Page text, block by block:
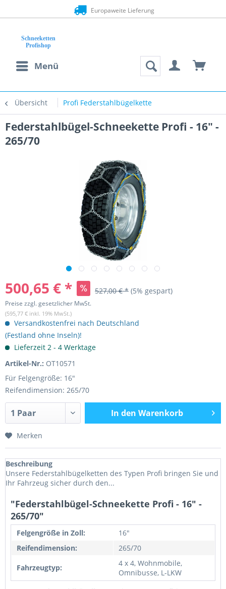
Europaweite Lieferung
Menü
Übersicht Profi Federstahlbügelkette
Federstahlbügel-Schneekette Profi - 16" -
265/70
500,65 € * 527,00 € * (5% gespart)
Preise zzgl. gesetzlicher MwSt.
(595,77 € inkl. 19% MwSt.)
Versandkostenfrei nach Deutschland
(Festland ohne Inseln)!
Lieferzeit 2 - 4 Werktage
Artikel-Nr.: OT10571
Für Felgengröße: 16"
Reifendimension: 265/70
In den Warenkorb
Merken
Beschreibung
Unsere Federstahlbügelketten des Typen Profi bringen Sie und
Ihr Fahrzeug sicher durch den...
"Federstahlbügel-Schneekette Profi - 16" -
265/70"
Felgengröße in Zoll:
16"
Reifendimension:
265/70
Fahrzeugtyp:
4 x 4, Wohnmobile,
Omnibusse, L-LKW